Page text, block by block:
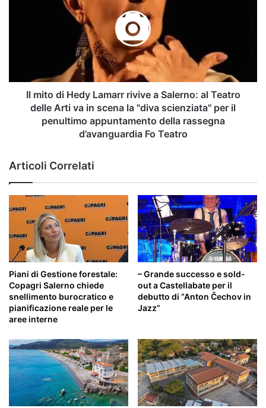
al
Teatro
la
"diva
per
penultimo
appuntamento
della
d’avanguardia
Teatro
Il mito di Hedy Lamarr rivive a Salerno: al Teatro
delle Arti va in scena la "diva scienziata" per il
penultimo appuntamento della rassegna
d’avanguardia Fo Teatro
Articoli Correlati
Piani di Gestione forestale:
Copagri Salerno chiede
snellimento burocratico e
pianificazione reale per le
aree interne
– Grande successo e sold-
out a Castellabate per il
debutto di “Anton Čechov in
Jazz”